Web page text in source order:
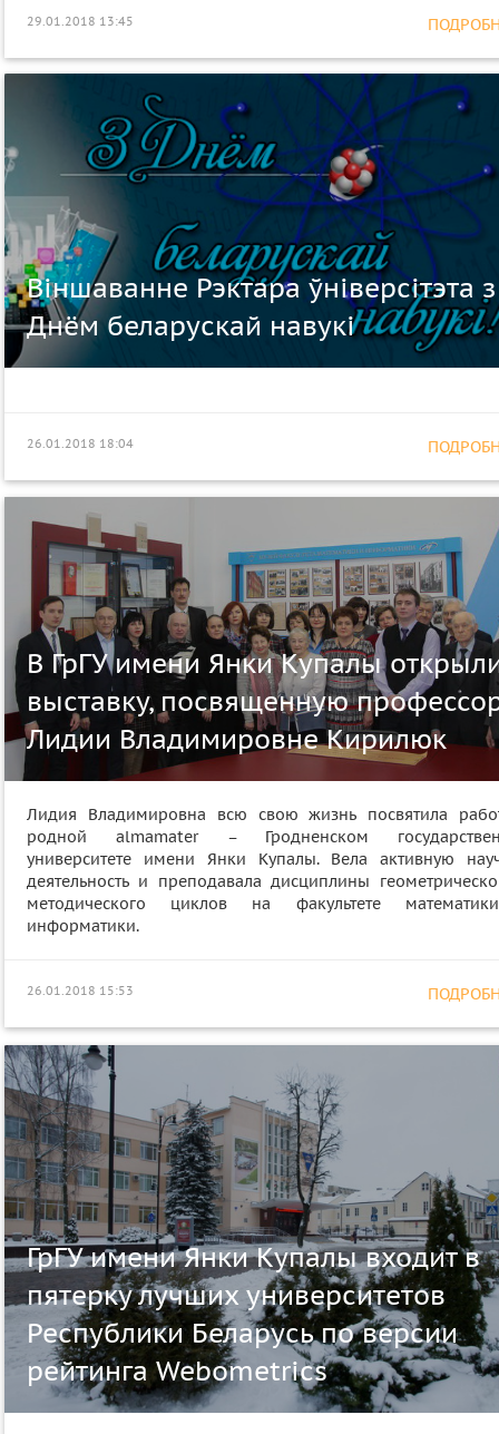
29.01.2018 13:45
Віншаванне Рэктара ўніверсітэта з
Днём беларускай навукі
26.01.2018 18:04
В ГрГУ имени Янки Купалы
выставку, посвященную
Лидии Владимировне Кирилюк
Лидия Владимировна всю свою жизнь посвятила
родной almamater – Гродненском
университете имени Янки Купалы. Вела активную
деятельность и преподавала дисциплины
методического циклов на факультете
информатики.
26.01.2018 15:53
ГрГУ имени Янки Купалы входит в
пятерку лучших университетов
Республики Беларусь по версии
рейтинга Webometrics